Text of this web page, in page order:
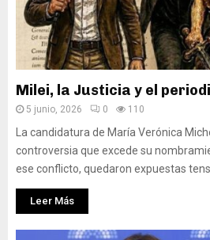
Milei, la Justicia y el
5 junio, 2026 0 110
La candidatura de María Verónica
controversia que excede su
ese conflicto, quedaron expuestas
Leer Más